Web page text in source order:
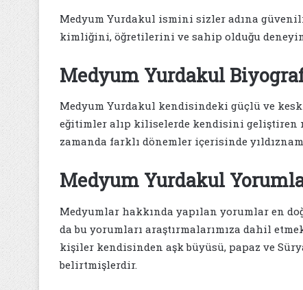
Medyum Yurdakul ismini sizler adına
kimliğini, öğretilerini ve sahip olduğu
Medyum Yurdakul
Medyum Yurdakul kendisindeki güçlü ve
eğitimler alıp kiliselerde kendisini geliştiren
zamanda farklı dönemler içerisinde
Medyum Yurdakul
Medyumlar hakkında yapılan yorumlar en
da bu yorumları araştırmalarımıza dahil
kişiler kendisinden aşk büyüsü, papaz ve
belirtmişlerdir.